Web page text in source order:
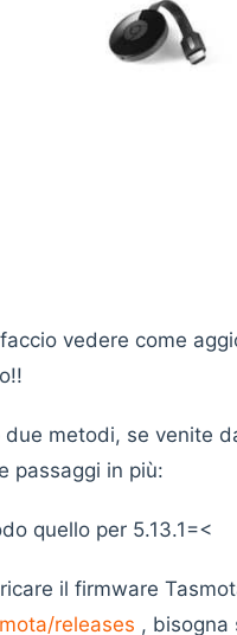
vedere come
due metodi, se venite
passaggi in più:
quello per 5.13.1=<
il firmware
releases , bisogna